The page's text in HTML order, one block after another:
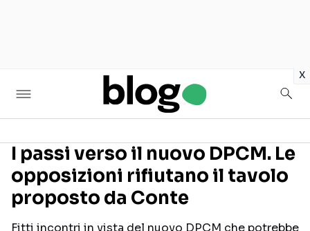
x
Seguici sui social
I passi verso il nuovo DPCM. Le
opposizioni rifiutano il tavolo
proposto da Conte
Fitti incontri in vista del nuovo DPCM che potrebbe